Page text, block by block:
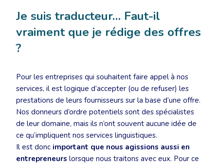
Je suis traducteur… Faut-il
vraiment que je rédige des offres
?
Pour les entreprises qui souhaitent faire appel à nos
services, il est logique d’accepter (ou de refuser) les
prestations de leurs fournisseurs sur la base d’une offre.
Nos donneurs d’ordre potentiels sont des spécialistes
de leur domaine, mais ils n’ont souvent aucune idée de
ce qu’impliquent nos services linguistiques.
Il est donc important que nous agissions aussi en
entrepreneurs lorsque nous traitons avec eux. Pour ce